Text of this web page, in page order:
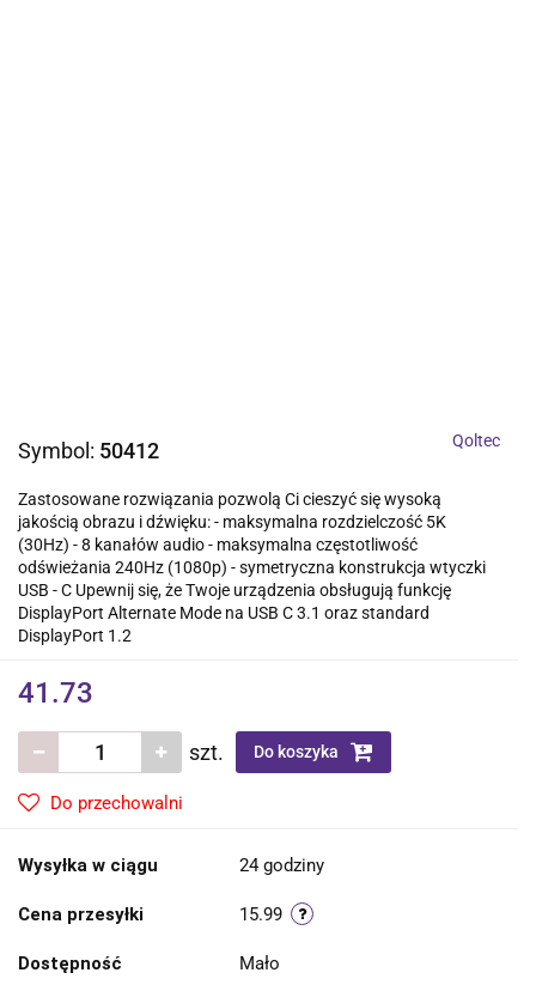
Symbol: 50412 Qoltec
Zastosowane rozwiązania pozwolą Ci cieszyć się wysoką
jakością obrazu i dźwięku: - maksymalna rozdzielczość 5K
(30Hz) - 8 kanałów audio - maksymalna częstotliwość
odświeżania 240Hz (1080p) - symetryczna konstrukcja wtyczki
USB - C Upewnij się, że Twoje urządzenia obsługują funkcję
DisplayPort Alternate Mode na USB C 3.1 oraz standard
DisplayPort 1.2
41.73
szt. Do koszyka
Do przechowalni
Wysyłka w ciągu 24 godziny
Cena przesyłki 15.99
Dostępność Mało